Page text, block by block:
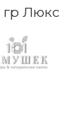
гр Люкс